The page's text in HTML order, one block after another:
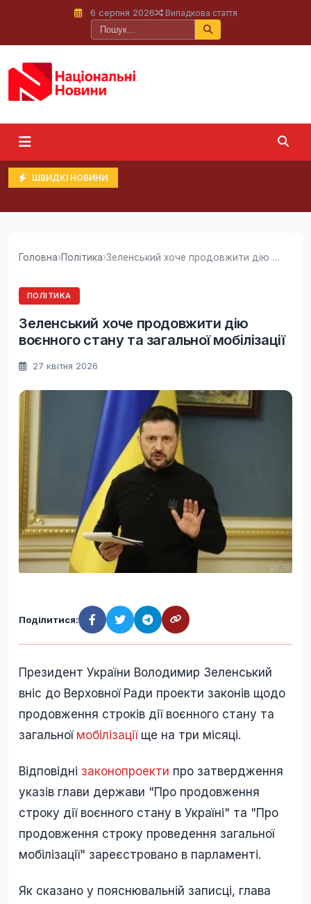
6 серпня 2026 Випадкова стаття
ШВИДКІ НОВИНИ
Головна›Політика› Зеленський хоче продовжити дію воєнного стану...
ПОЛІТИКА
Зеленський хоче продовжити дію
воєнного стану та загальної мобілізації
27 квітня 2026
Поділитися:
Президент України Володимир Зеленський
вніс до Верховної Ради проекти законів щодо
продовження строків дії воєнного стану та
загальної мобілізації ще на три місяці.
Відповідні законопроекти про затвердження
указів глави держави "Про продовження
строку дії воєнного стану в Україні" та "Про
продовження строку проведення загальної
мобілізації" зареєстровано в парламенті.
Як сказано у пояснювальній записці, глава